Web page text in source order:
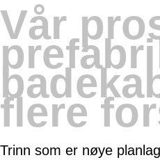
Vår
flere
Trinn som er nøye